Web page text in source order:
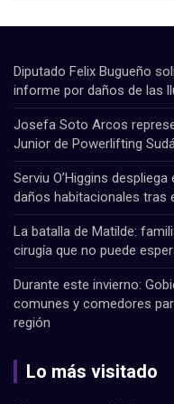
Diputado Felix Bugueño
informe por daños de las
Josefa Soto Arcos
Junior de Powerlifting
Serviu O’Higgins
daños habitacionales tras
La batalla de Matilde:
cirugía que no puede
Durante este invierno:
comunes y comedores
región
Lo más visitado